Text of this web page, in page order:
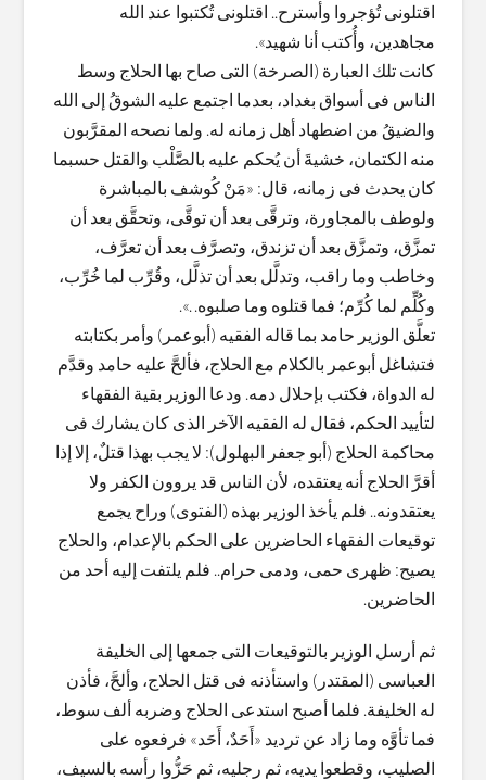
اقتلونى تُؤجروا وأسترح.. اقتلونى تُكتبوا عند الله
مجاهدين، وأُكتب أنا شهيد».
كانت تلك العبارة (الصرخة) التى صاح بها الحلاج وسط
الناس فى أسواق بغداد، بعدما اجتمع عليه الشوقُ إلى الله
والضيقُ من اضطهاد أهل زمانه له. ولما نصحه المقرَّبون
منه الكتمان، خشيةَ أن يُحكم عليه بالصَّلْب والقتل حسبما
كان يحدث فى زمانه، قال: «مَنْ كُوشف بالمباشرة
ولوطف بالمجاورة، وترقَّى بعد أن توقَّى، وتحقَّق بعد أن
تمزَّق، وتمزَّق بعد أن تزندق، وتصرَّف بعد أن تعرَّف،
وخاطب وما راقب، وتدلَّل بعد أن تذلَّل، وقُرِّب لما خُرِّب،
وكُلِّم لما كُرِّم؛ فما قتلوه وما صلبوه. .».
تعلَّق الوزير حامد بما قاله الفقيه (أبوعمر) وأمر بكتابته
فتشاغل أبوعمر بالكلام مع الحلاج، فألحَّ عليه حامد وقدَّم
له الدواة، فكتب بإحلال دمه. ودعا الوزير بقية الفقهاء
لتأييد الحكم، فقال له الفقيه الآخر الذى كان يشارك فى
محاكمة الحلاج (أبو جعفر البهلول): لا يجب بهذا قتلٌ، إلا إذا
أقرَّ الحلاج أنه يعتقده، لأن الناس قد يروون الكفر ولا
يعتقدونه.. فلم يأخذ الوزير بهذه (الفتوى) وراح يجمع
توقيعات الفقهاء الحاضرين على الحكم بالإعدام، والحلاج
يصيح: ظهرى حمى، ودمى حرام.. فلم يلتفت إليه أحد من
الحاضرين.
ثم أرسل الوزير بالتوقيعات التى جمعها إلى الخليفة
العباسى (المقتدر) واستأذنه فى قتل الحلاج، وألحَّ، فأذن
له الخليفة. فلما أصبح استدعى الحلاج وضربه ألف سوط،
فما تأوَّه وما زاد عن ترديد «أَحَدٌ، أَحَد» فرفعوه على
الصليب، وقطعوا يديه، ثم رجليه، ثم حَزُّوا رأسه بالسيف،